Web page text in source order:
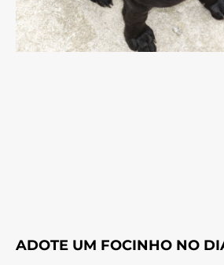
ADOTE UM FOCINHO NO